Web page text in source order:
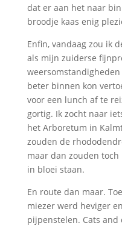
dat er aan het naar
broodje kaas enig
Enfin, vandaag zou ik
als mijn zuiderse
beter binnen kon
voor een lunch af te
gortig. Ik zocht naar
het Arboretum in
zouden de
maar dan zouden
in bloei staan.
En route dan maar.
miezer werd heviger
pijpenstelen. Cats